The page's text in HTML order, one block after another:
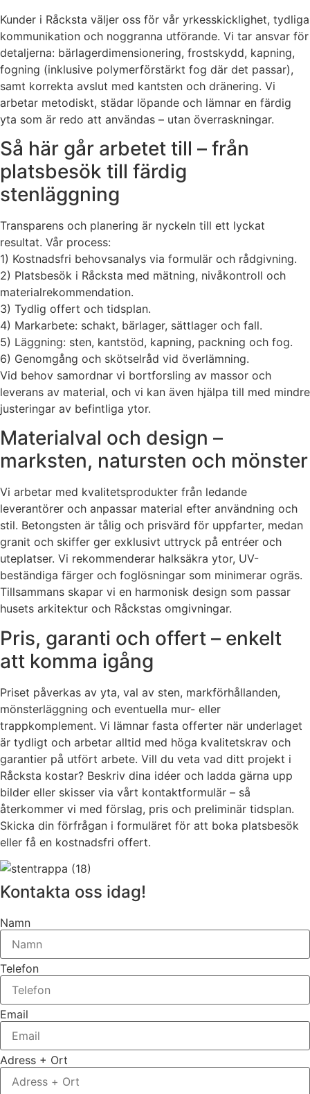
Kunder i Råcksta väljer oss för vår yrkesskicklighet, tydliga
kommunikation och noggranna utförande. Vi tar ansvar för
detaljerna: bärlagerdimensionering, frostskydd, kapning,
fogning (inklusive polymerförstärkt fog där det passar),
samt korrekta avslut med kantsten och dränering. Vi
arbetar metodiskt, städar löpande och lämnar en färdig
yta som är redo att användas – utan överraskningar.
Så här går arbetet till – från
platsbesök till färdig
stenläggning
Transparens och planering är nyckeln till ett lyckat
resultat. Vår process:
1) Kostnadsfri behovsanalys via formulär och rådgivning.
2) Platsbesök i Råcksta med mätning, nivåkontroll och
materialrekommendation.
3) Tydlig offert och tidsplan.
4) Markarbete: schakt, bärlager, sättlager och fall.
5) Läggning: sten, kantstöd, kapning, packning och fog.
6) Genomgång och skötselråd vid överlämning.
Vid behov samordnar vi bortforsling av massor och
leverans av material, och vi kan även hjälpa till med mindre
justeringar av befintliga ytor.
Materialval och design –
marksten, natursten och mönster
Vi arbetar med kvalitetsprodukter från ledande
leverantörer och anpassar material efter användning och
stil. Betongsten är tålig och prisvärd för uppfarter, medan
granit och skiffer ger exklusivt uttryck på entréer och
uteplatser. Vi rekommenderar halksäkra ytor, UV-
beständiga färger och foglösningar som minimerar ogräs.
Tillsammans skapar vi en harmonisk design som passar
husets arkitektur och Råckstas omgivningar.
Pris, garanti och offert – enkelt
att komma igång
Priset påverkas av yta, val av sten, markförhållanden,
mönsterläggning och eventuella mur- eller
trappkomplement. Vi lämnar fasta offerter när underlaget
är tydligt och arbetar alltid med höga kvalitetskrav och
garantier på utfört arbete. Vill du veta vad ditt projekt i
Råcksta kostar? Beskriv dina idéer och ladda gärna upp
bilder eller skisser via vårt kontaktformulär – så
återkommer vi med förslag, pris och preliminär tidsplan.
Skicka din förfrågan i formuläret för att boka platsbesök
eller få en kostnadsfri offert.
Kontakta oss idag!
Namn
Telefon
Email
Adress + Ort